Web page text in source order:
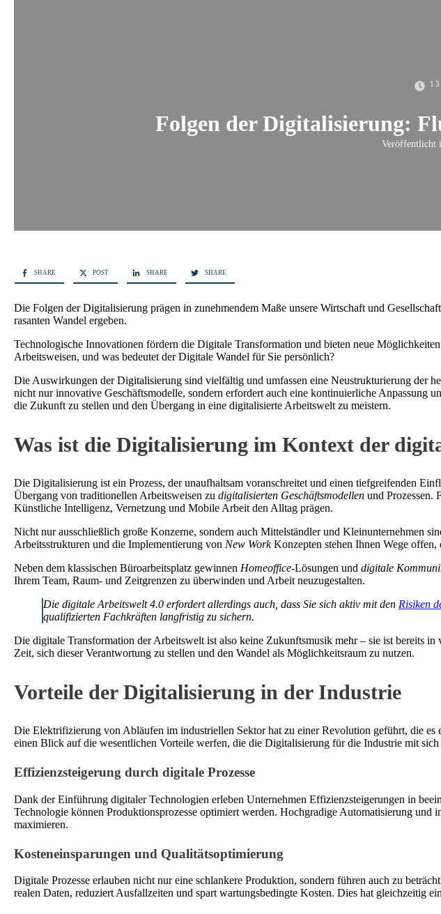
Folgen der Digitalisierung:
Veröffentlicht
SHARE POST SHARE SHARE
Die Folgen der Digitalisierung prägen in zunehmendem Maße unsere Wirtschaft und
rasanten Wandel ergeben.
Technologische Innovationen fördern die Digitale Transformation und bieten neue
Arbeitsweisen, und was bedeutet der Digitale Wandel für Sie persönlich?
Die Auswirkungen der Digitalisierung sind vielfältig und umfassen eine Neustrukturierung der
nicht nur innovative Geschäftsmodelle, sondern erfordert auch eine kontinuierliche Anpassung
die Zukunft zu stellen und den Übergang in eine digitalisierte Arbeitswelt zu meistern.
Was ist die Digitalisierung im Kontext der
Die Digitalisierung ist ein Prozess, der unaufhaltsam voranschreitet und einen tiefgreifenden
Übergang von traditionellen Arbeitsweisen zu digitalisierten Geschäftsmodellen und Prozessen.
Künstliche Intelligenz, Vernetzung und Mobile Arbeit den Alltag prägen.
Nicht nur ausschließlich große Konzerne, sondern auch Mittelständler und Kleinunternehmen
Arbeitsstrukturen und die Implementierung von New WorkKonzepten stehen Ihnen Wege
Neben dem klassischen Büroarbeitsplatz gewinnen Homeoffice-Lösungen und digitale
Ihrem Team, Raum- und Zeitgrenzen zu überwinden und Arbeit neuzugestalten.
Die digitale Arbeitswelt 4.0 erfordert allerdings auch, dass Sie sich aktiv mit den Risiken
qualifizierten Fachkräften langfristig zu sichern.
Die digitale Transformation der Arbeitswelt ist also keine Zukunftsmusik mehr – sie ist bereits
Zeit, sich dieser Verantwortung zu stellen und den Wandel als Möglichkeitsraum zu nutzen.
Vorteile der Digitalisierung in der Industrie
Die Elektrifizierung von Abläufen im industriellen Sektor hat zu einer Revolution geführt, die
einen Blick auf die wesentlichen Vorteile werfen, die die Digitalisierung für die Industrie mit
Effizienzsteigerung durch digitale Prozesse
Dank der Einführung digitaler Technologien erleben Unternehmen Effizienzsteigerungen in
Technologie können Produktionsprozesse optimiert werden. Hochgradige Automatisierung
maximieren.
Kosteneinsparungen und Qualitätsoptimierung
Digitale Prozesse erlauben nicht nur eine schlankere Produktion, sondern führen auch zu
realen Daten, reduziert Ausfallzeiten und spart wartungsbedingte Kosten. Dies hat gleichzeitig